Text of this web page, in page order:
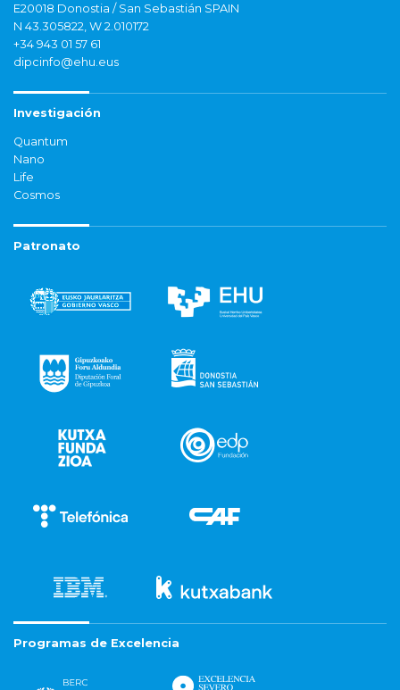
E20018 Donostia / San Sebastián SPAIN
N 43.305822, W 2.010172
+34 943 01 57 61
dipcinfo@ehu.eus
Investigación
Quantum
Nano
Life
Cosmos
Patronato
Programas de Excelencia